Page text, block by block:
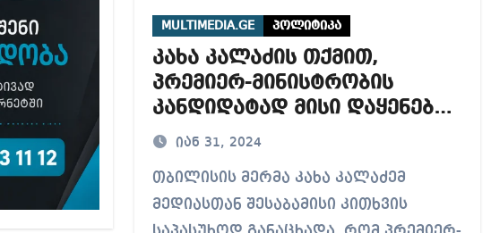
MULTIMEDIA.GE პოლიტიკა
კახა კალაძის თქმით,
პრემიერ-მინისტრობის
კანდიდატად მისი დაყენება
2025 წლამდე ვერ მოხდება
იან 31, 2024
თბილისის მერმა კახა კალაძემ
მედიასთან შესაბამისი კითხვის